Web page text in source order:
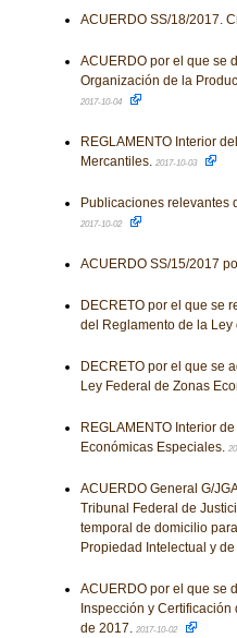
ACUERDO SS/18/2017.
ACUERDO por el que se
Organización de la
2017-10-04
REGLAMENTO Interior
Mercantiles. 2017-10-03
Publicaciones relevantes
2017-10-02
ACUERDO SS/15/2017
DECRETO por el que se
del Reglamento de la Ley
DECRETO por el que se
Ley Federal de Zonas
REGLAMENTO Interior
Económicas Especiales.
ACUERDO General G/
Tribunal Federal de
temporal de domicilio
Propiedad Intelectual y
ACUERDO por el que se
Inspección y
de 2017. 2017-10-02